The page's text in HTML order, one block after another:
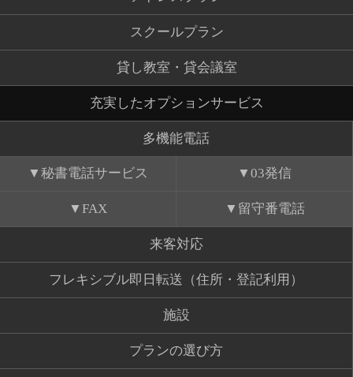
スクールプラン
貸し教室・貸会議室
充実したオプションサービス
多機能電話
秘書電話サービス 03発信
FAX 留守番電話
来客対応
フレキシブル即日転送（住所・登記利用）
施設
プランの選び方